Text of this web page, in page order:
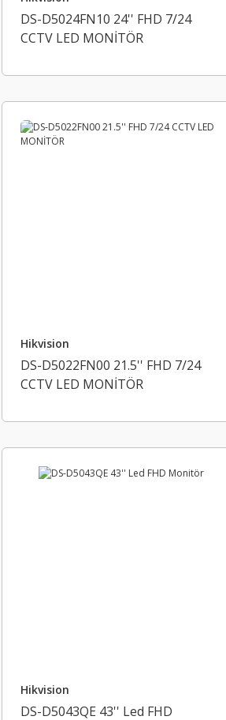
DS-D5024FN10 24'' FHD 7/24
CCTV LED MONİTÖR
Hikvision
DS-D5022FN00 21.5'' FHD 7/24
CCTV LED MONİTÖR
Hikvision
DS-D5043QE 43'' Led FHD